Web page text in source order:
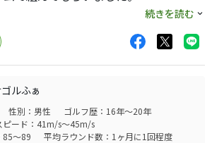
ーカー組み上げだけあり、精度も良
ってきてくれました。
デル:DG tour issue付きが素晴らし
ありましたが、遠藤OEMだけにキチン
と、本当に素晴らしいですね。
ももダメにするのもシャフトです。
、今回はミドルとロングアイアンの飛
続きを読む
ルふぁ
性別：男性
ゴルフ歴：16年～20年
ピード：41m/s～45m/s
85～89
平均ラウンド数：1ヶ月に1回程度